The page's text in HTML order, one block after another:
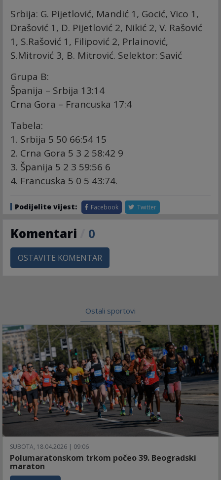
Srbija: G. Pijetlović, Mandić 1, Gocić, Vico 1,
Drašović 1, D. Pijetlović 2, Nikić 2, V. Rašović
1, S.Rašović 1, Filipović 2, Prlainović,
S.Mitrović 3, B. Mitrović. Selektor: Savić
Grupa B:
Španija – Srbija 13:14
Crna Gora – Francuska 17:4
Tabela:
1. Srbija 5 50 66:54 15
2. Crna Gora 5 3 2 58:42 9
3. Španija 5 2 3 59:56 6
4. Francuska 5 0 5 43:74.
Podijelite vijest: Facebook Twitter
Komentari 0
OSTAVITE KOMENTAR
Ostali sportovi
SUBOTA, 18.04.2026 | 09:06
Polumaratonskom trkom počeo 39. Beogradski
maraton